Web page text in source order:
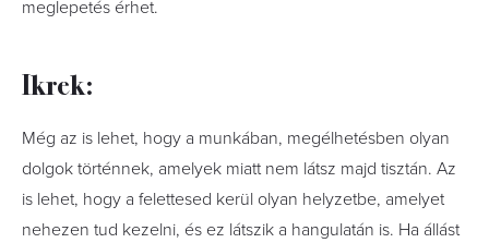
meglepetés érhet.
Ikrek:
Még az is lehet, hogy a munkában, megélhetésben olyan
dolgok történnek, amelyek miatt nem látsz majd tisztán. Az
is lehet, hogy a felettesed kerül olyan helyzetbe, amelyet
nehezen tud kezelni, és ez látszik a hangulatán is. Ha állást